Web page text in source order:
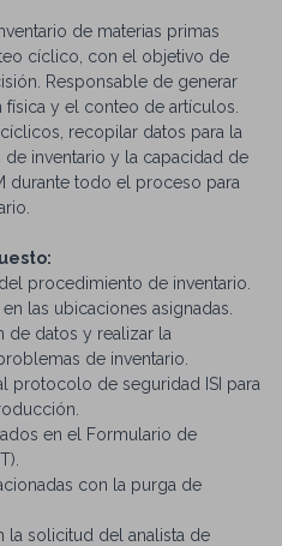
de materias primas
cíclico, con el objetivo de
Responsable de generar
y el conteo de artículos.
recopilar datos para la
inventario y la capacidad de
durante todo el proceso para
procedimiento de inventario.
las ubicaciones asignadas.
de datos y realizar la
de inventario.
protocolo de seguridad ISI para
en el Formulario de
con la purga de
la solicitud del analista de